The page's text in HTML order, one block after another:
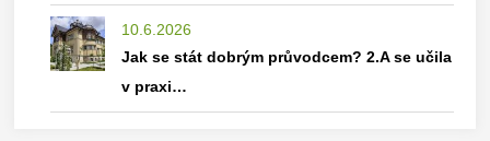
10.6.2026
Jak se stát dobrým průvodcem? 2.A se učila
v praxi…